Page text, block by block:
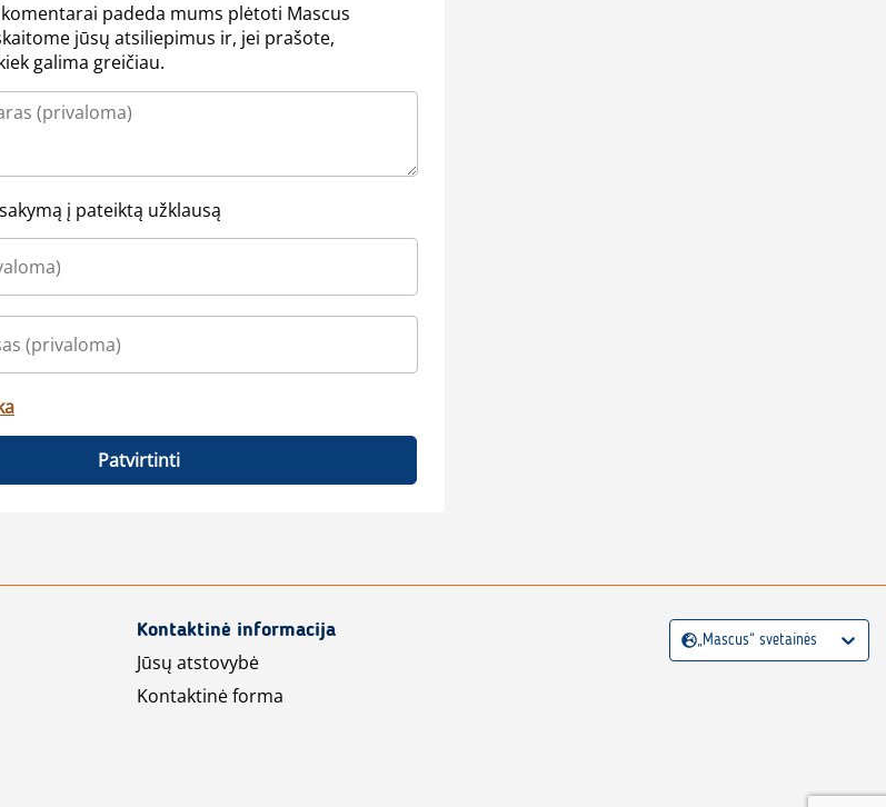
padeda mums plėtoti Mascus
jūsų atsiliepimus ir, jei prašote,
galima greičiau.
į pateiktą užklausą
Patvirtinti
Kontaktinė informacija
Jūsų atstovybė
Kontaktinė forma
„Mascus“ svetainės